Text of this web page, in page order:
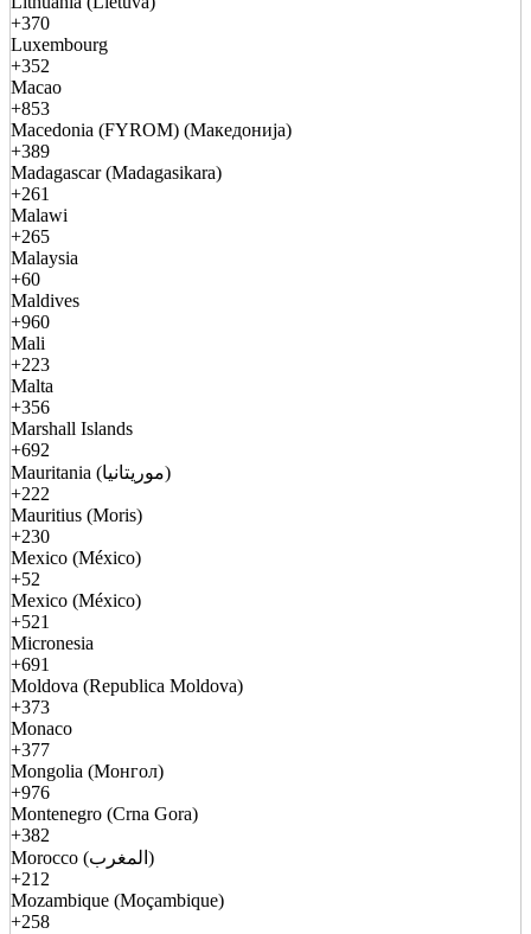
+370
Luxembourg
+352
Macao
+853
Macedonia (FYROM) (Македонија)
+389
Madagascar (Madagasikara)
+261
Malawi
+265
Malaysia
+60
Maldives
+960
Mali
+223
Malta
+356
Marshall Islands
+692
Mauritania (موريتانيا)
+222
Mauritius (Moris)
+230
Mexico (México)
+52
Mexico (México)
+521
Micronesia
+691
Moldova (Republica Moldova)
+373
Monaco
+377
Mongolia (Монгол)
+976
Montenegro (Crna Gora)
+382
Morocco (المغرب)
+212
Mozambique (Moçambique)
+258